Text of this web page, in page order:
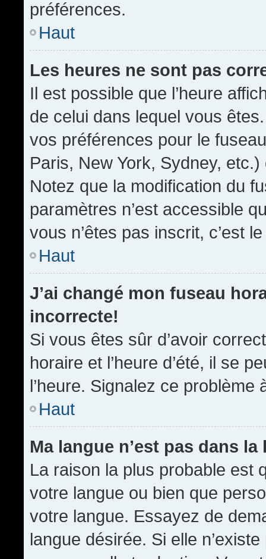
préférences.
Haut
Les heures ne sont pas
Il est possible que l’heure
de celui dans lequel vous
vos préférences pour le
Paris, New York, Sydney,
Notez que la modification du
paramètres n’est accessible
vous n’êtes pas inscrit, c’est
Haut
J’ai changé mon fuseau
incorrecte!
Si vous êtes sûr d’avoir
horaire et l’heure d’été, il se
l’heure. Signalez ce problème
Haut
Ma langue n’est pas dans la
La raison la plus probable est
votre langue ou bien que
votre langue. Essayez de
langue désirée. Si elle